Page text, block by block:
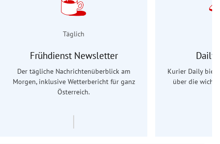
Täglich
Frühdienst Newsletter
Der tägliche Nachrichtenüberblick am
Morgen, inklusive Wetterbericht für ganz
Österreich.
Daily
Kurier Daily
über die